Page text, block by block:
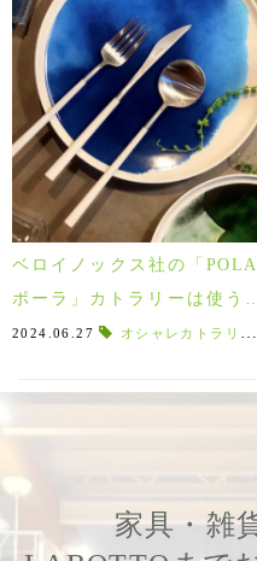
ベロイノックス社の「
ポーラ」カトラリーは使う
を考えて作られたオシャレテ
2024.06.27 オシャレカトラリー
家具・雑